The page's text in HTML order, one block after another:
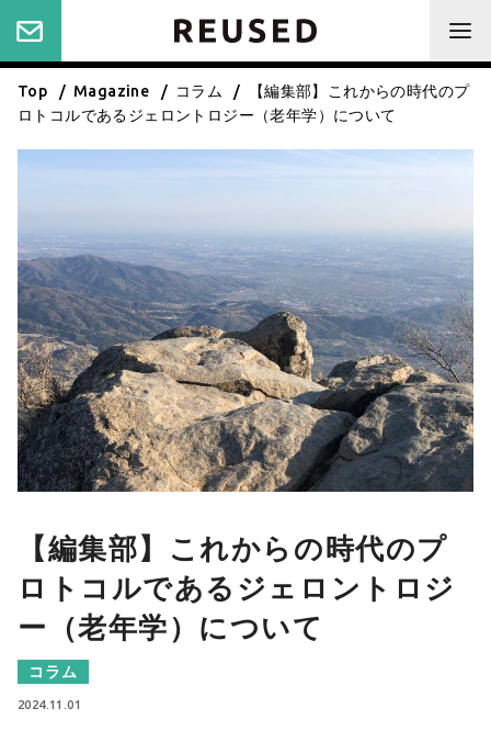
Top Magazine コラム
【編集部】これからの時代のプ
ロトコルであるジェロントロジー（老年学）について
【編集部】これからの時代のプ
ロトコルであるジェロントロジ
ー（老年学）について
コラム
2024.11.01